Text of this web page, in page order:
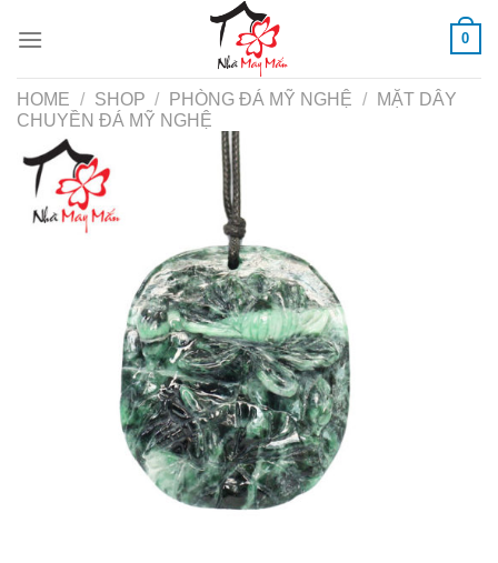
0
HOME / SHOP / PHÒNG ĐÁ MỸ NGHỆ /
MẶT DÂY
CHUYỀN ĐÁ MỸ NGHỆ